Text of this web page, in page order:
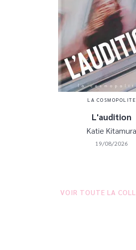
LA COSMOPOLITE
L'audition
Katie Kitamura
19/08/2026
VOIR TOUTE LA